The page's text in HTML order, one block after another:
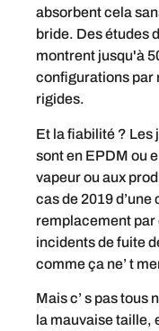
absorbent cela
bride. Des études
montrent jusqu'à
configurations par
rigides.
Et la fiabilité ? Les
sont en EPDM ou
vapeur ou aux
cas de 2019 d’une
remplacement par
incidents de fuite
comme ça ne’ t
Mais c’ s pas tous
la mauvaise taille,